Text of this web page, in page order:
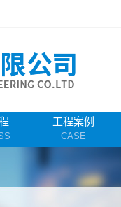
工程案例
CASE